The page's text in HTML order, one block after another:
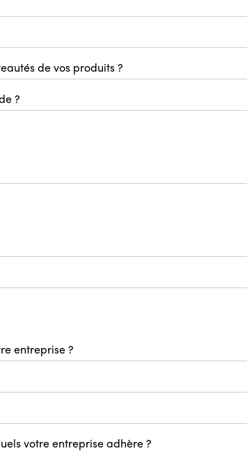
de vos produits ?
?
entreprise ?
votre entreprise adhère ?